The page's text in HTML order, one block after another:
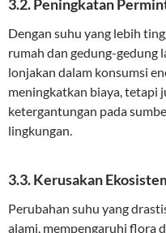
3.2. Peningkatan
Dengan suhu yang lebih
rumah dan gedung-gedung
lonjakan dalam konsumsi
meningkatkan biaya, tetapi
ketergantungan pada
lingkungan.
3.3. Kerusakan
Perubahan suhu yang
alami, mempengaruhi flora